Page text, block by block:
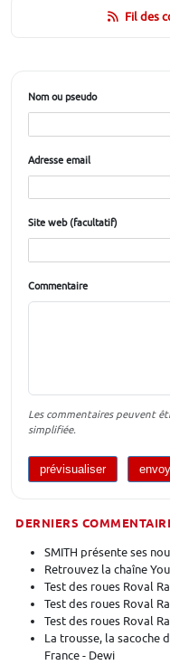
Fil des
Nom ou pseudo
Adresse email
Site web (facultatif)
Commentaire
Les commentaires peuvent
simplifiée.
DERNIERS
SMITH présente ses
Retrouvez la chaîne
Test des roues Roval
Test des roues Roval
Test des roues Roval
La trousse, la sacoche
France - Dewi